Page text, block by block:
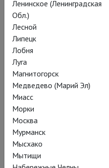
бешеным
а оттуда
Мюзиклы,
любить и
постановках.
Ленинское (Ленинградская
Обл.)
Лесной
Липецк
Лобня
Луга
Магнитогорск
Медведево (Марий Эл)
Миасс
Морки
Москва
Мурманск
Мысхако
Мытищи